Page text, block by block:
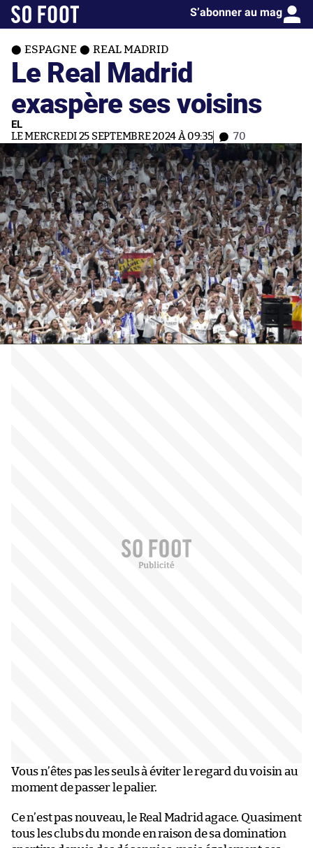
S’abonner au mag
ESPAGNE REAL MADRID
Le Real Madrid
exaspère ses voisins
EL
LE MERCREDI 25 SEPTEMBRE 2024 À 09:35 70
Vous n’êtes pas les seuls à éviter le regard du voisin au
moment de passer le palier.
Ce n’est pas nouveau, le Real Madrid agace. Quasiment
tous les clubs du monde en raison de sa domination